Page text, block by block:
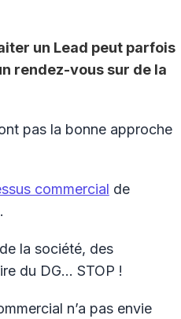
un Lead peut parfois
rendez-vous sur de la
pas la bonne approche
commercial de
la société, des
du DG… STOP !
n’a pas envie